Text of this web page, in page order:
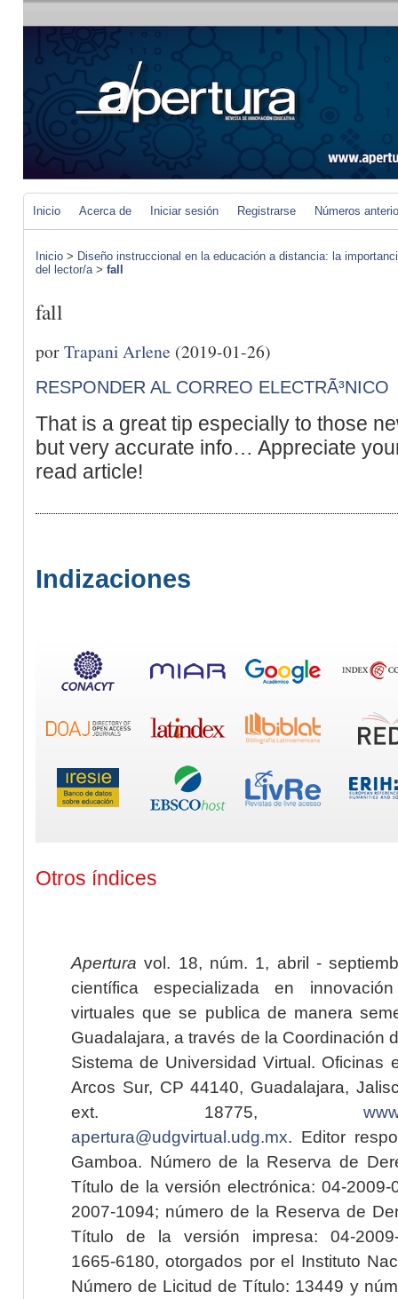
Inicio Acerca de Iniciar sesión Registrarse Números
Inicio > Diseño instruccional en la educación a distancia: la
del lector/a> fall
fall
porTrapani Arlene (2019-01-26)
RESPONDER AL CORREO ELECTRÃ³NICO
That is a great tip especially to those
but very accurate info… Appreciate
read article!
Indizaciones
Otros índices
Apertura vol. 18, núm. 1, abril -
científica especializada en
virtuales que se publica de manera
Guadalajara, a través de la Coordinación
Sistema de Universidad Virtual. Oficinas
Arcos Sur, CP 44140, Guadalajara,
ext. 18775,
apertura@udgvirtual.udg.mx. Editor
Gamboa. Número de la Reserva de
Título de la versión electrónica: 04-2009-
2007-1094; número de la Reserva de
Título de la versión impresa: 04-2009-
1665-6180, otorgados por el Instituto
Número de Licitud de Título: 13449 y